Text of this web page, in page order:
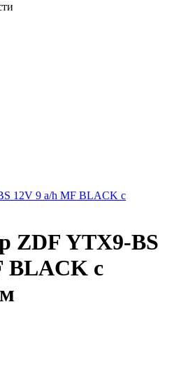
12V 9 a/h MF BLACK с
ZDF YTX9-BS
BLACK с